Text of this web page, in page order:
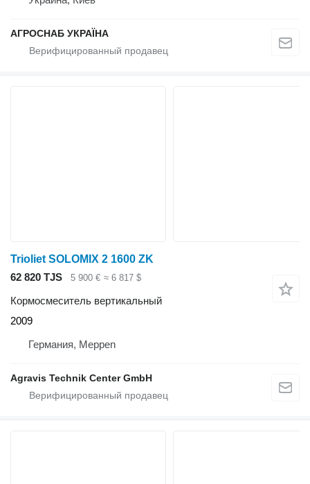
АГРОСНАБ УКРАЇНА
Trioliet SOLOMIX 2 1600 ZK
62 820 TJS
5 900 € ≈ 6 817 $
Кормосмеситель вертикальный
2009
Германия, Meppen
Agravis Technik Center GmbH